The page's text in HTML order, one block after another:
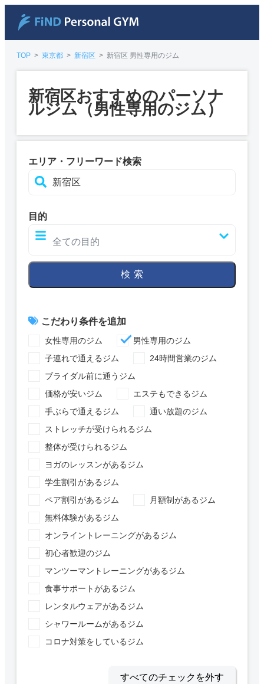
TOP > 東京都 > 新宿区 > 新宿区 男性専用のジム
新宿区おすすめのパーソナ
ルジム（男性専用のジム）
エリア・フリーワード検索
目的
検索
こだわり条件を追加
女性専用のジム
男性専用のジム
子連れで通えるジム
24時間営業のジム
ブライダル前に通うジム
価格が安いジム
エステもできるジム
手ぶらで通えるジム
通い放題のジム
ストレッチが受けられるジム
整体が受けられるジム
ヨガのレッスンがあるジム
学生割引があるジム
ペア割引があるジム
月額制があるジム
無料体験があるジム
オンライントレーニングがあるジム
初心者歓迎のジム
マンツーマントレーニングがあるジム
食事サポートがあるジム
レンタルウェアがあるジム
シャワールームがあるジム
コロナ対策をしているジム
すべてのチェックを外す